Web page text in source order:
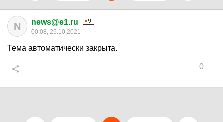
N news@e1.ru
00:08, 25.10.2021
Тема автоматически закрыта.
0